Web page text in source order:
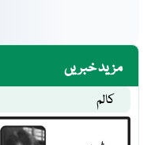
مزید خبریں
کالم